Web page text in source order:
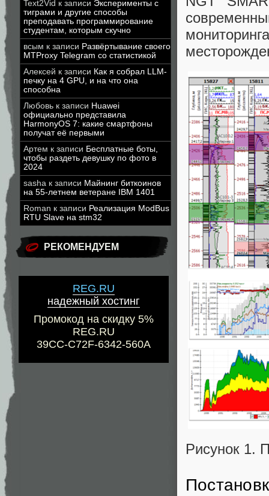
Text2Vid к записи Эксперименты с
тиграми и другие способы
преподавать программирование
студентам, которым скучно
всым к записи Развёртывание своего
MTProxy Telegram со статистикой
Алексей к записи Как я собрал LLM-
печку на 4 GPU, и на что она
способна
Любовь к записи Huawei
официально представила
HarmonyOS 7: какие смартфоны
получат её первыми
Артем к записи Бесплатные боты,
чтобы раздеть девушку по фото в
2024
sasha к записи Майнинг биткоинов
на 55-летнем ветеране IBM 1401
Roman к записи Реализация ModBus
RTU Slave на stm32
РЕКОМЕНДУЕМ
REG.RU
надежный хостинг
Промокод на скидку 5%
REG.RU
39CC-C72F-6342-560A
Рисунок 1.